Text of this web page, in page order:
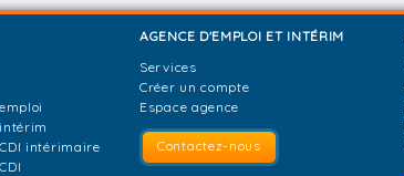
intérimaire
AGENCE D'EMPLOI ET INTÉRIM
Services
Créer un compte
Espace agence
Contactez-nous